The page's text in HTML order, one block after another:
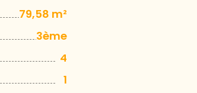
79,58 m²
3ème
4
1